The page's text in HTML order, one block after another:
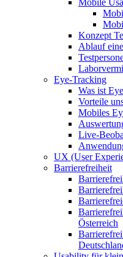
Mobile
Konzept
Ablauf
Eye-Tracking
Was ist
Vorteile
Mobiles
Live-
UX (User
Barrierefreiheit
Österreich